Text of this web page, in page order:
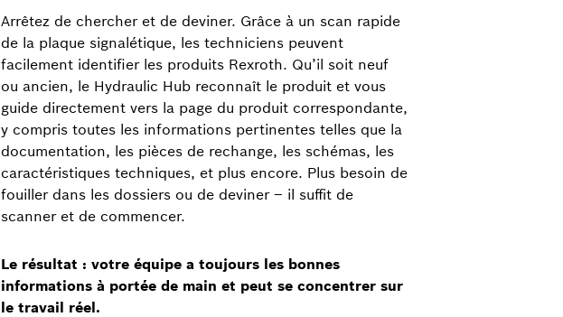
Arrêtez de chercher et de deviner. Grâce à un scan rapide
de la plaque signalétique, les techniciens peuvent
facilement identifier les produits Rexroth. Qu’il soit neuf
ou ancien, le Hydraulic Hub reconnaît le produit et vous
guide directement vers la page du produit correspondante,
y compris toutes les informations pertinentes telles que la
documentation, les pièces de rechange, les schémas, les
caractéristiques techniques, et plus encore. Plus besoin de
fouiller dans les dossiers ou de deviner – il suffit de
scanner et de commencer.
Le résultat : votre équipe a toujours les bonnes
informations à portée de main et peut se concentrer sur
le travail réel.